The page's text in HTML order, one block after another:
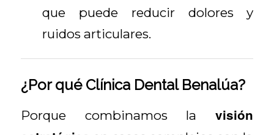
que puede reducir dolores y
ruidos articulares.
¿Por qué Clínica Dental Benalúa?
Porque combinamos lavisión